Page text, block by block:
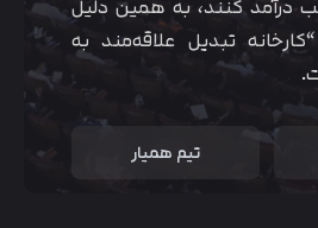
درآمد کنند، به همین دلیل
تبدیل علاقه‌مند به
تیم همیار